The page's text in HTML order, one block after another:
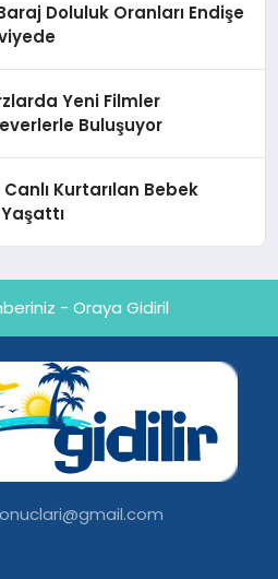
Doluluk Oranları Endişe
Yeni Filmler
Buluşuyor
Kurtarılan Bebek
- Oraya Gidiril